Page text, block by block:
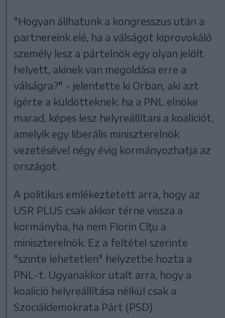
"Hogyan állhatunk a kongresszus után a
partnereink elé, ha a válságot kiprovokáló
személy lesz a pártelnök egy olyan jelölt
helyett, akinek van megoldása erre a
válságra?" - jelentette ki Orban, aki azt
ígérte a küldötteknek: ha a PNL elnöke
marad, képes lesz helyreállítani a koalíciót,
amelyik egy liberális miniszterelnök
vezetésével négy évig kormányozhatja az
országot.
A politikus emlékeztetett arra, hogy az
USR PLUS csak akkor térne vissza a
kormányba, ha nem Florin Cîţu a
miniszterelnök. Ez a feltétel szerinte
"szinte lehetetlen" helyzetbe hozta a
PNL-t. Ugyanakkor utalt arra, hogy a
koalíció helyreállítása nélkül csak a
Szociáldemokrata Párt (PSD)